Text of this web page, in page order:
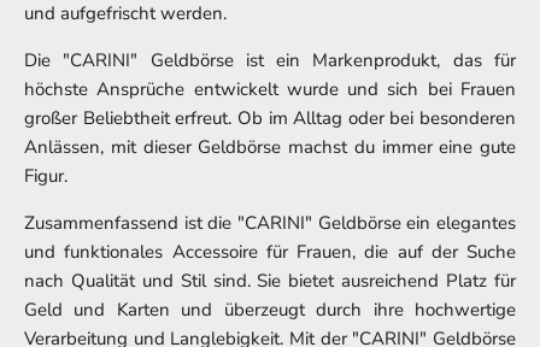
und aufgefrischt werden.
Die "CARINI" Geldbörse ist ein Markenprodukt, das für
höchste Ansprüche entwickelt wurde und sich bei Frauen
großer Beliebtheit erfreut. Ob im Alltag oder bei besonderen
Anlässen, mit dieser Geldbörse machst du immer eine gute
Figur.
Zusammenfassend ist die "CARINI" Geldbörse ein elegantes
und funktionales Accessoire für Frauen, die auf der Suche
nach Qualität und Stil sind. Sie bietet ausreichend Platz für
Geld und Karten und überzeugt durch ihre hochwertige
Verarbeitung und Langlebigkeit. Mit der "CARINI" Geldbörse